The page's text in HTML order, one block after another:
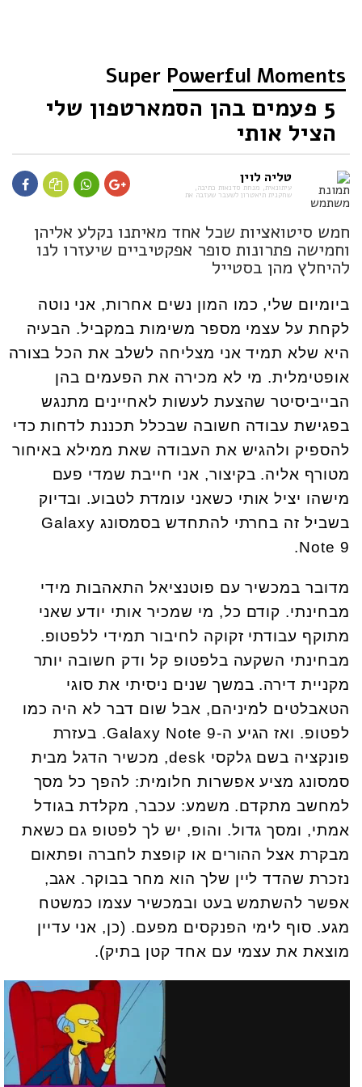
Super Powerful Moments
5 פעמים בהן הסמארטפון שלי
הציל אותי
טליה לוין
עיתונאית, מנחת סדנאות כתיבה,
שחקנית תיאטרון לשעבר שעזבה את
חמש סיטואציות שכל אחד מאיתנו נקלע אליהן
וחמישה פתרונות סופר אפקטיביים שיעזרו לנו
להיחלץ מהן בסטייל
ביומיום שלי, כמו המון נשים אחרות, אני נוטה
לקחת על עצמי מספר משימות במקביל. הבעיה
היא שלא תמיד אני מצליחה לשלב את הכל בצורה
אופטימלית. מי לא מכירה את הפעמים בהן
הבייביסיטר שהצעת לעשות לאחיינים מתנגש
בפגישת עבודה חשובה שבכלל תכננת לדחות כדי
להספיק ולהגיש את העבודה שאת ממילא באיחור
מטורף אליה. בקיצור, אני חייבת שמדי פעם
מישהו יציל אותי כשאני עומדת לטבוע. ובדיוק
בשביל זה בחרתי להתחדש בסמסונג Galaxy
Note 9.
מדובר במכשיר עם פוטנציאל התאהבות מידי
מבחינתי. קודם כל, מי שמכיר אותי יודע שאני
מתוקף עבודתי זקוקה לחיבור תמידי ללפטופ.
מבחינתי השקעה בלפטופ קל ודק חשובה יותר
מקניית דירה. במשך שנים ניסיתי את סוגי
הטאבלטים למיניהם, אבל שום דבר לא היה כמו
לפטופ. ואז הגיע ה-Galaxy Note 9. בעזרת
פונקציה בשם גלקסי desk, מכשיר הדגל מבית
סמסונג מציע אפשרות חלומית: להפך כל מסך
למחשב מתקדם. משמע: עכבר, מקלדת בגודל
אמתי, ומסך גדול. והופ, יש לך לפטופ גם כשאת
מבקרת אצל ההורים או קופצת לחברה ופתאום
נזכרת שהדד ליין שלך הוא מחר בבוקר. אגב,
אפשר להשתמש בעט ובמכשיר עצמו כמשטח
מגע. סוף לימי הפנקסים מפעם. (כן, אני עדיין
מוצאת את עצמי עם אחד קטן בתיק).